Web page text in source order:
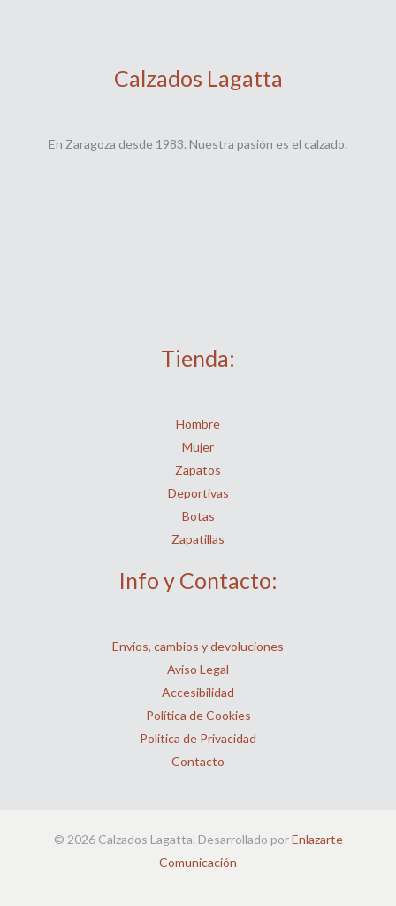
Calzados Lagatta
En Zaragoza desde 1983. Nuestra pasión es el calzado.
Tienda:
Hombre
Mujer
Zapatos
Deportivas
Botas
Zapatillas
Info y Contacto:
Envíos, cambios y devoluciones
Aviso Legal
Accesibilidad
Política de Cookies
Política de Privacidad
Contacto
© 2026 Calzados Lagatta. Desarrollado porEnlazarte
Comunicación